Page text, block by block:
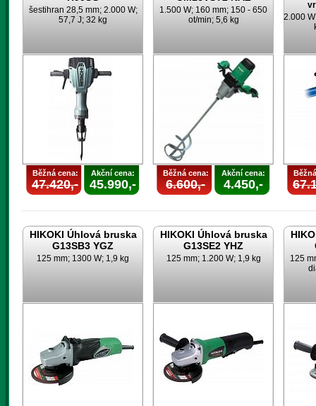
šestihran 28,5 mm; 2.000 W;
57,7 J; 32 kg
Běžná cena:
47.420,-
Akční cena:
45.990,-
1.500 W; 160 mm; 150 - 650
ot/min; 5,6 kg
Běžná cena:
6.600,-
Akční cena:
4.450,-
2.000
HIKOKI Úhlová bruska
G13SB3 YGZ
125 mm; 1300 W; 1,9 kg
HIKOKI Úhlová bruska
G13SE2 YHZ
125 mm; 1.200 W; 1,9 kg
125